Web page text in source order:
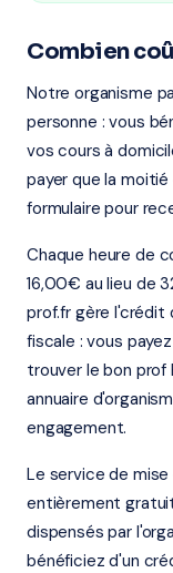
Combien
Notre organisme
personne : vous
vos cours à
payer que la
formulaire pour
Chaque heure de
16,00€ au lieu de
prof.fr gère l'crédit
fiscale : vous
trouver le bon prof
annuaire
engagement.
Le service de
entièrement
dispensés par
bénéficiez d'un